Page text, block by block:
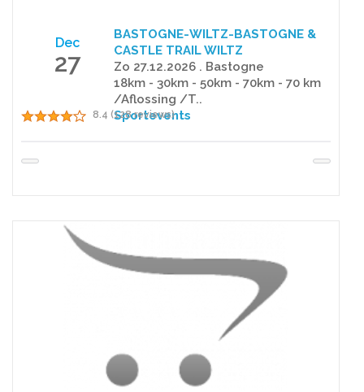
Dec
27
BASTOGNE-WILTZ-BASTOGNE &
CASTLE TRAIL WILTZ
Zo 27.12.2026 . Bastogne
18km - 30km - 50km - 70km - 70 km
/Aflossing /T..
Sportevents
8.4 (128 reviews)